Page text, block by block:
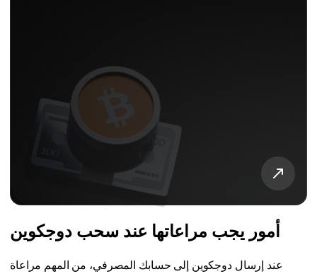
أمور يجب مراعاتها عند سحب دوجكوين
عند إرسال دوجكوين إلى حسابك المصرفي، من المهم مراعاة